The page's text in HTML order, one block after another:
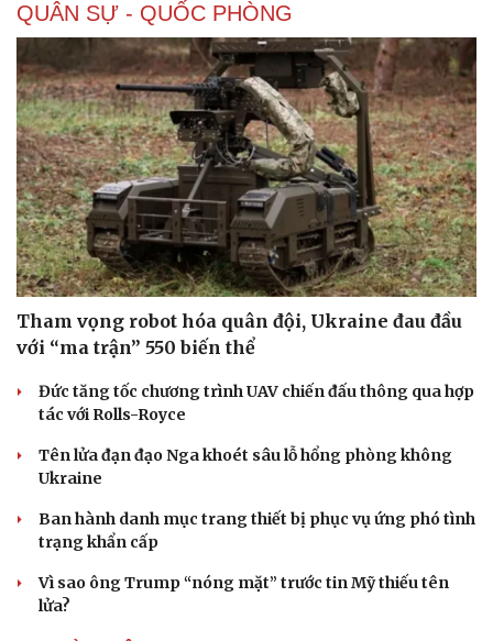
QUÂN SỰ - QUỐC PHÒNG
Tham vọng robot hóa quân đội, Ukraine đau đầu
với “ma trận” 550 biến thể
Đức tăng tốc chương trình UAV chiến đấu thông qua hợp
tác với Rolls-Royce
Tên lửa đạn đạo Nga khoét sâu lỗ hổng phòng không
Ukraine
Ban hành danh mục trang thiết bị phục vụ ứng phó tình
trạng khẩn cấp
Vì sao ông Trump “nóng mặt” trước tin Mỹ thiếu tên
lửa?